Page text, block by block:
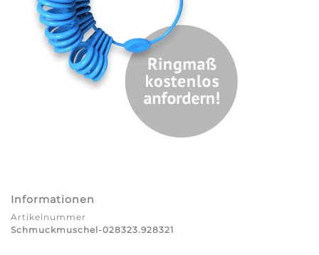
Informationen
Artikelnummer
Schmuckmuschel-028323.928321